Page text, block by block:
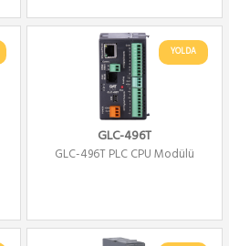
YOLDA
GLC-496T
GLC-496T PLC CPU Modülü